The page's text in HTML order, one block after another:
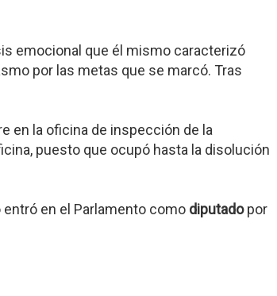
emocional que él mismo caracterizó
por las metas que se marcó. Tras
en la oficina de inspección de la
puesto que ocupó hasta la disolución
entró en el Parlamento como diputadopor